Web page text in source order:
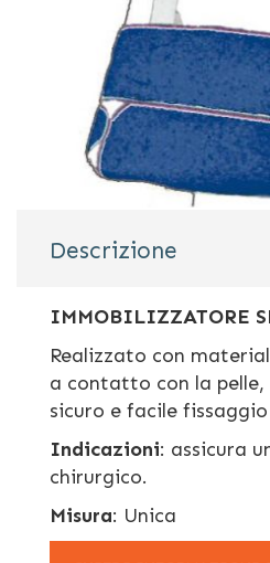
all'inizio
della
immagini
Descrizione
IMMOBILIZZATORE
Realizzato con
a contatto con la
sicuro e facile
Indicazioni: assicura
chirurgico.
Misura: Unica